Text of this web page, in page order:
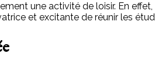
une activité de loisir. En
et excitante de réunir les